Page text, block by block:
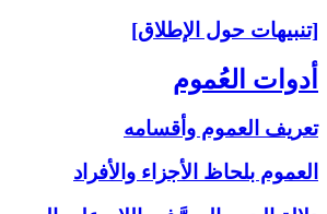
[تنبيهات حول الإطلاق]
أدوات العُموم
تعريف العموم وأقسامه
العموم بلحاظ الأجزاء والأفراد